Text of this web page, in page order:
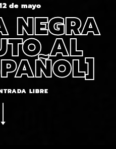
de mayo
NEGRA
AL
LIBRE